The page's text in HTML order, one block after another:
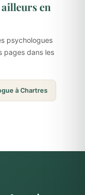
en
psychologues
pages dans les
à Chartres